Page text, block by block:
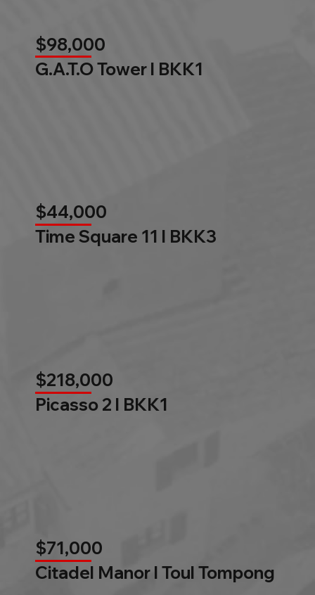
$98,000
G.A.T.O Tower l BKK1
$44,000
Time Square 11 l BKK3
$218,000
Picasso 2 l BKK1
$71,000
Citadel Manor l Toul Tompong